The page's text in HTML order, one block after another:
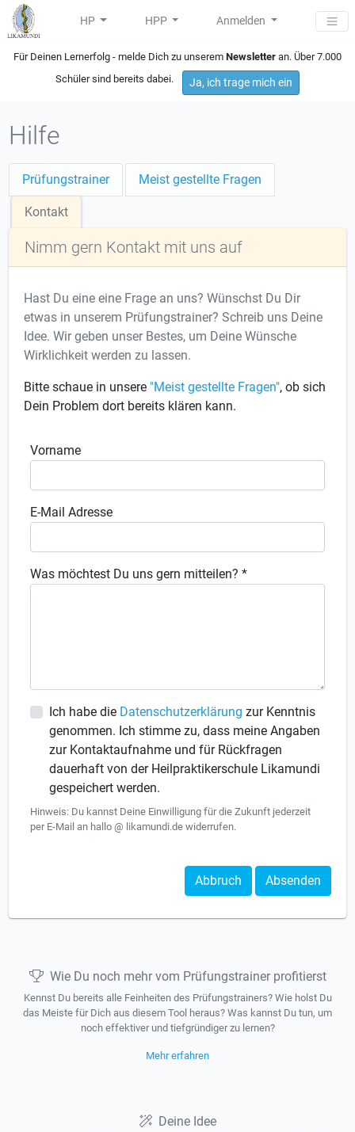
HP HPP Anmelden
Für Deinen Lernerfolg - melde Dich zu unserem Newsletter an. Über 7.000
Schüler sind bereits dabei.
Ja, ich trage mich ein
Hilfe
Prüfungstrainer Meist gestellte Fragen
Kontakt
Nimm gern Kontakt mit uns auf
Hast Du eine eine Frage an uns? Wünschst Du Dir
etwas in unserem Prüfungstrainer? Schreib uns Deine
Idee. Wir geben unser Bestes, um Deine Wünsche
Wirklichkeit werden zu lassen.
Bitte schaue in unsere "Meist gestellte Fragen", ob sich
Dein Problem dort bereits klären kann.
Vorname
E-Mail Adresse
Was möchtest Du uns gern mitteilen?*
Ich habe die Datenschutzerklärung zur Kenntnis
genommen. Ich stimme zu, dass meine Angaben
zur Kontaktaufnahme und für Rückfragen
dauerhaft von der Heilpraktikerschule Likamundi
gespeichert werden.
Hinweis: Du kannst Deine Einwilligung für die Zukunft jederzeit
per E-Mail an hallo @ likamundi.de widerrufen.
Abbruch Absenden
Wie Du noch mehr vom Prüfungstrainer profitierst
Kennst Du bereits alle Feinheiten des Prüfungstrainers? Wie holst Du
das Meiste für Dich aus diesem Tool heraus? Was kannst Du tun, um
noch effektiver und tiefgründiger zu lernen?
Mehr erfahren
Deine Idee